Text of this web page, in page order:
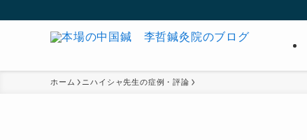
ホーム ニハイシャ先生の症例・評論